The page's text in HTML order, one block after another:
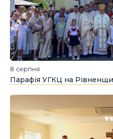
8 серпня
Парафія УГКЦ на